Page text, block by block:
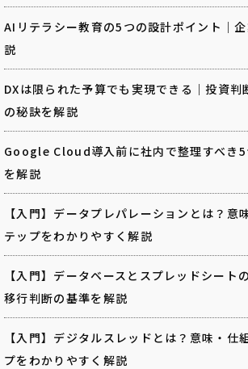
AIリテラシー教育の5つの設計ポイント｜
説
DXは限られた予算でも実現できる｜投資
の秘訣を解説
Google Cloud導入前に社内で整理すべき5
を解説
【入門】データプレパレーションとは？意
テップをわかりやすく解説
【入門】データベースとスプレッドシート
移行判断の基準を解説
【入門】デジタルスレッドとは？意味・仕
プをわかりやすく解説